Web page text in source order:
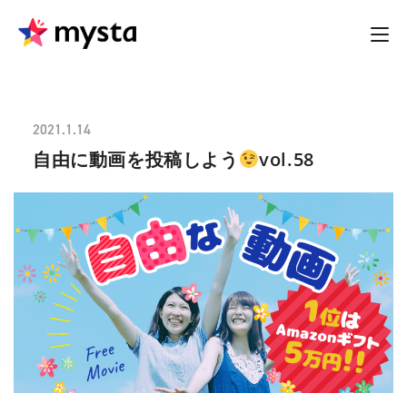
2021.1.14
自由に動画を投稿しよう vol.58